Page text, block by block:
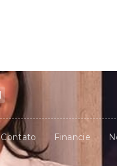
Contato Financie